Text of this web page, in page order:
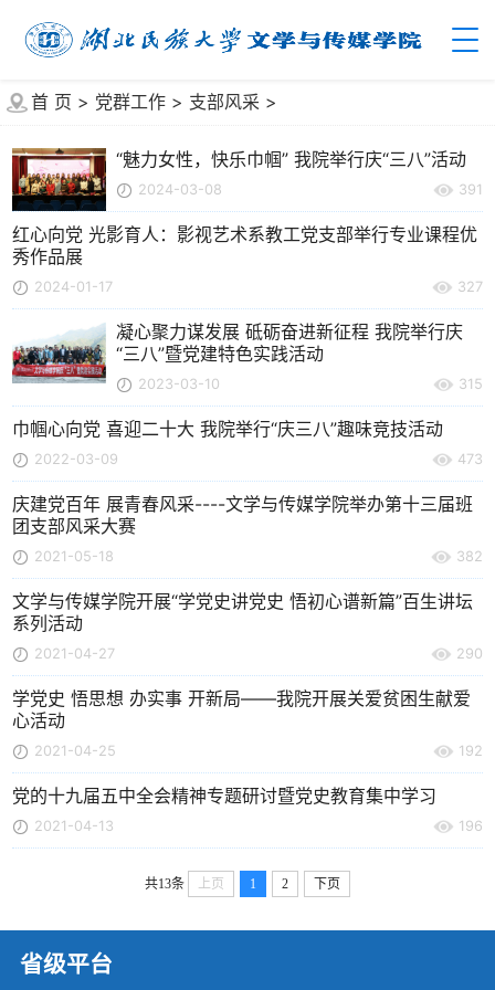
首 页 > 党群工作 > 支部风采 >
“魅力女性，快乐巾帼” 我院举行庆“三八”活动
2024-03-08 391
红心向党 光影育人：影视艺术系教工党支部举行专业课程优
秀作品展
2024-01-17 327
凝心聚力谋发展 砥砺奋进新征程 我院举行庆
“三八”暨党建特色实践活动
2023-03-10 315
巾帼心向党 喜迎二十大 我院举行“庆三八”趣味竞技活动
2022-03-09 473
庆建党百年 展青春风采----文学与传媒学院举办第十三届班
团支部风采大赛
2021-05-18 382
文学与传媒学院开展“学党史讲党史 悟初心谱新篇”百生讲坛
系列活动
2021-04-27 290
学党史 悟思想 办实事 开新局——我院开展关爱贫困生献爱
心活动
2021-04-25 192
党的十九届五中全会精神专题研讨暨党史教育集中学习
2021-04-13 196
共13条 上页 1 2 下页
省级平台